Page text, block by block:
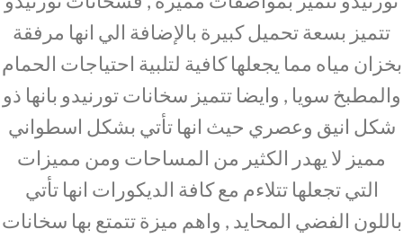
تتميز بسعة تحميل كبيرة بالإضافة الي انها مرفقة
بخزان مياه مما يجعلها كافية لتلبية احتياجات الحمام
والمطبخ سويا , وايضا تتميز سخانات تورنيدو بانها ذو
شكل انيق وعصري حيث انها تأتي بشكل اسطواني
مميز لا يهدر الكثير من المساحات ومن مميزات
التي تجعلها تتلاءم مع كافة الديكورات انها تأتي
باللون الفضي المحايد , واهم ميزة تتمتع بها سخانات